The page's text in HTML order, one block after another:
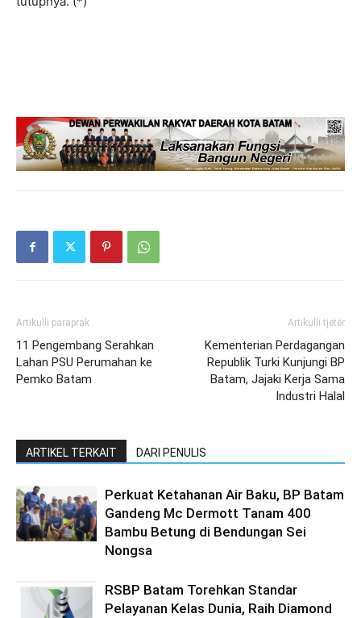
Artikulli paraprak
11 Pengembang Serahkan
Lahan PSU Perumahan ke
Pemko Batam
Artikulli tjetër
Kementerian Perdagangan
Republik Turki Kunjungi BP
Batam, Jajaki Kerja Sama
Industri Halal
ARTIKEL TERKAIT DARI PENULIS
Perkuat Ketahanan Air Baku, BP Batam
Gandeng Mc Dermott Tanam 400
Bambu Betung di Bendungan Sei
Nongsa
RSBP Batam Torehkan Standar
Pelayanan Kelas Dunia, Raih Diamond